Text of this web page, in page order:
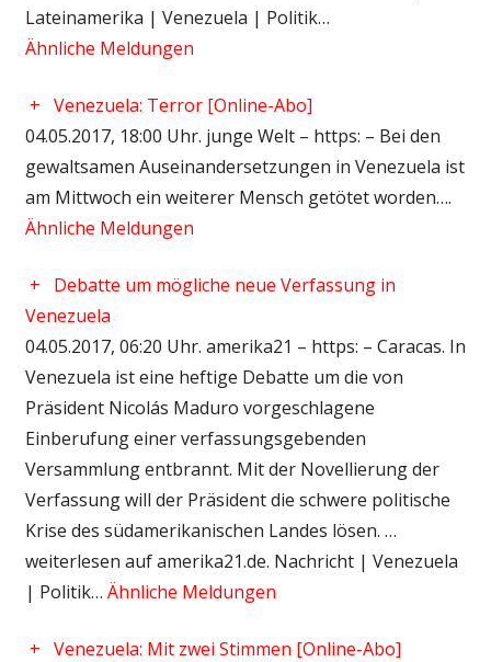
Lateinamerika | Venezuela | Politik…
Ähnliche Meldungen
+ Venezuela: Terror [Online-Abo]
04.05.2017, 18:00 Uhr. junge Welt – https: – Bei den
gewaltsamen Auseinandersetzungen in Venezuela ist
am Mittwoch ein weiterer Mensch getötet worden….
Ähnliche Meldungen
+
Debatte um mögliche neue Verfassung in
Venezuela
04.05.2017, 06:20 Uhr. amerika21 – https: – Caracas. In
Venezuela ist eine heftige Debatte um die von
Präsident Nicolás Maduro vorgeschlagene
Einberufung einer verfassungsgebenden
Versammlung entbrannt. Mit der Novellierung der
Verfassung will der Präsident die schwere politische
Krise des südamerikanischen Landes lösen. …
weiterlesen auf amerika21.de. Nachricht | Venezuela
| Politik… Ähnliche Meldungen
+ Venezuela: Mit zwei Stimmen [Online-Abo]